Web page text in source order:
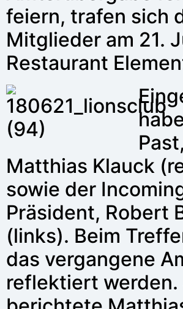
feiern, trafen sich
Mitglieder am 21.
Restaurant
Past,
Matthias Klauck
sowie der
Präsident, Robert
(links). Beim
das vergangene
reflektiert werden.